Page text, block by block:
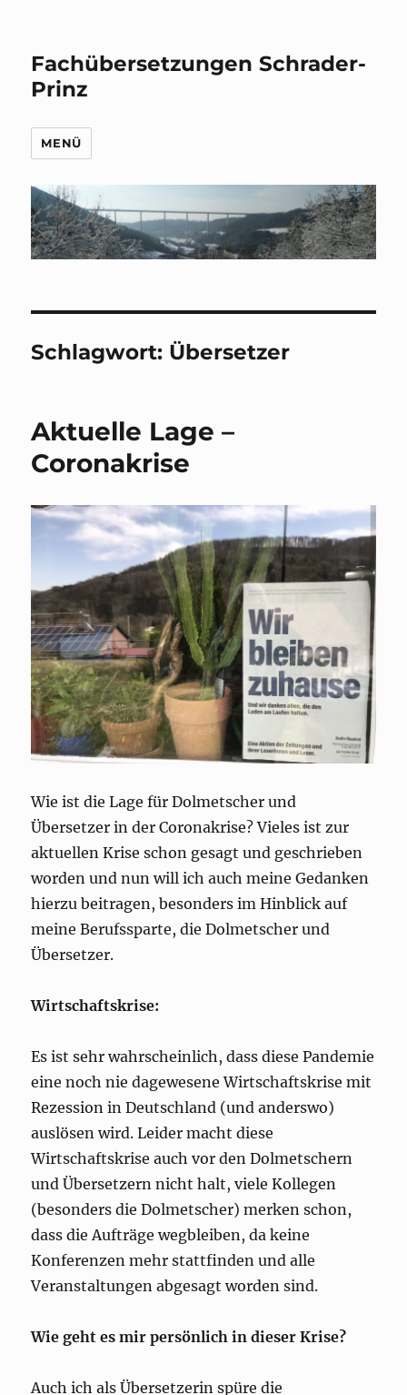
Fachübersetzungen Schrader-
Prinz
MENÜ
Schlagwort: Übersetzer
Aktuelle Lage –
Coronakrise
Wie ist die Lage für Dolmetscher und
Übersetzer in der Coronakrise? Vieles ist zur
aktuellen Krise schon gesagt und geschrieben
worden und nun will ich auch meine Gedanken
hierzu beitragen, besonders im Hinblick auf
meine Berufssparte, die Dolmetscher und
Übersetzer.
Wirtschaftskrise:
Es ist sehr wahrscheinlich, dass diese Pandemie
eine noch nie dagewesene Wirtschaftskrise mit
Rezession in Deutschland (und anderswo)
auslösen wird. Leider macht diese
Wirtschaftskrise auch vor den Dolmetschern
und Übersetzern nicht halt, viele Kollegen
(besonders die Dolmetscher) merken schon,
dass die Aufträge wegbleiben, da keine
Konferenzen mehr stattfinden und alle
Veranstaltungen abgesagt worden sind.
Wie geht es mir persönlich in dieser Krise?
Auch ich als Übersetzerin spüre die